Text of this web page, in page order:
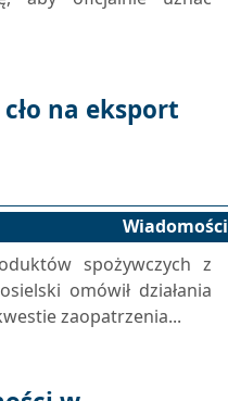
na eksport
Wiadomości
spożywczych z
omówił działania
zaopatrzenia...